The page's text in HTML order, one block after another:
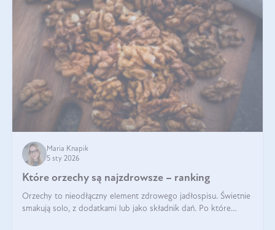
Maria Knapik
5 sty 2026
Które orzechy są najzdrowsze – ranking
Orzechy to nieodłączny element zdrowego jadłospisu. Świetnie
smakują solo, z dodatkami lub jako składnik dań. Po które